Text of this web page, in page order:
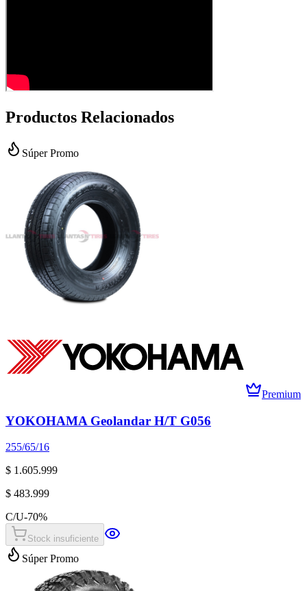
Productos Relacionados
Súper Promo
Premium
YOKOHAMA Geolandar H/T G056
255/65/16
$ 1.605.999
$ 483.999
C/U-70%
Stock insuficiente
Súper Promo